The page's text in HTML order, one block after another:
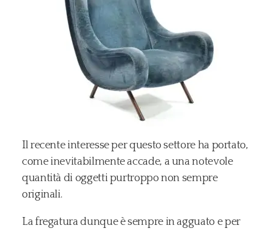
Il recente interesse per questo settore ha portato,
come inevitabilmente accade, a una notevole
quantità di oggetti purtroppo non sempre
originali.
La fregatura dunque è sempre in agguato e per